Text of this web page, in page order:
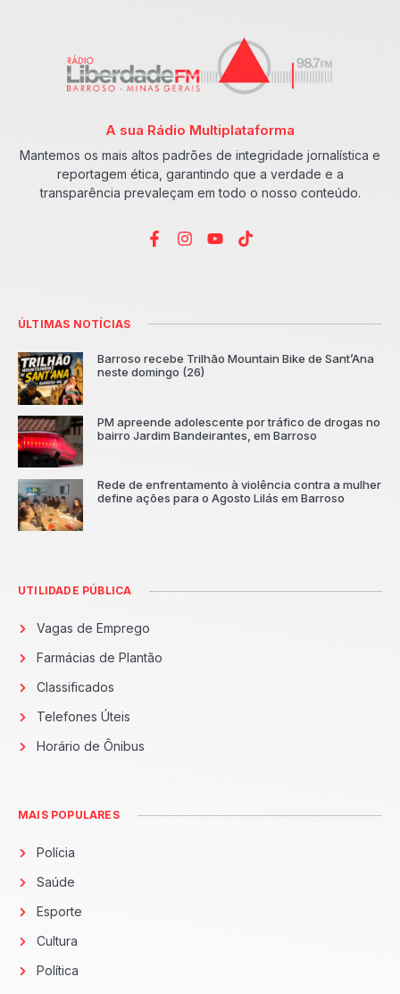
A sua Rádio Multiplataforma
Mantemos os mais altos padrões de integridade jornalística e
reportagem ética, garantindo que a verdade e a
transparência prevaleçam em todo o nosso conteúdo.
ÚLTIMAS NOTÍCIAS
Barroso recebe Trilhão Mountain Bike de Sant’Ana
neste domingo (26)
PM apreende adolescente por tráfico de drogas no
bairro Jardim Bandeirantes, em Barroso
Rede de enfrentamento à violência contra a mulher
define ações para o Agosto Lilás em Barroso
UTILIDADE PÚBLICA
Vagas de Emprego
Farmácias de Plantão
Classificados
Telefones Úteis
Horário de Ônibus
MAIS POPULARES
Polícia
Saúde
Esporte
Cultura
Política